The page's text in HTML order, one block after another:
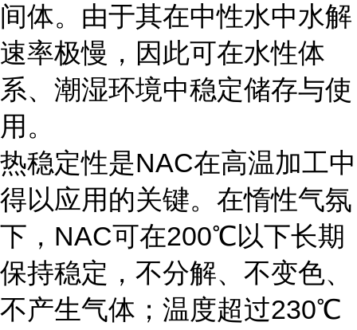
间体。由于其在中性水中水解
速率极慢，因此可在水性体
系、潮湿环境中稳定储存与使
用。
热稳定性是NAC在高温加工中
得以应用的关键。在惰性气氛
下，NAC可在200℃以下长期
保持稳定，不分解、不变色、
不产生气体；温度超过230℃